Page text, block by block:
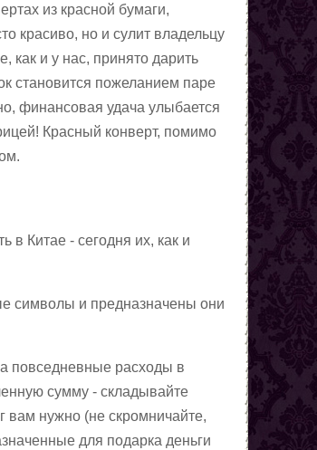
из красной бумаги,
красиво, но и сулит владельцу
как и у нас, принято дарить
становится пожеланием паре
финансовая удача улыбается
Красный конверт, помимо
в Китае - сегодня их, как и
символы и предназначены они
повседневные расходы в
сумму - складывайте
вам нужно (не скромничайте,
для подарка деньги